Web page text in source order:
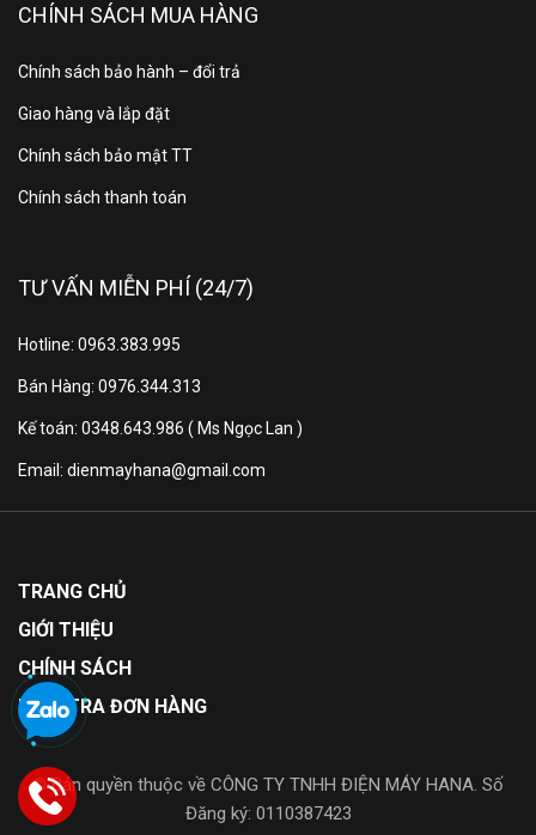
CHÍNH SÁCH MUA HÀNG
Chính sách bảo hành – đổi trả
Giao hàng và lắp đặt
Chính sách bảo mật TT
Chính sách thanh toán
TƯ VẤN MIỄN PHÍ (24/7)
Hotline: 0963.383.995
Bán Hàng: 0976.344.313
Kế toán: 0348.643.986 ( Ms Ngọc Lan )
Email: dienmayhana@gmail.com
TRANG CHỦ
GIỚI THIỆU
CHÍNH SÁCH
KIỂM TRA ĐƠN HÀNG
© Bản quyền thuộc về CÔNG TY TNHH ĐIỆN MÁY HANA. Số
Đăng ký: 0110387423